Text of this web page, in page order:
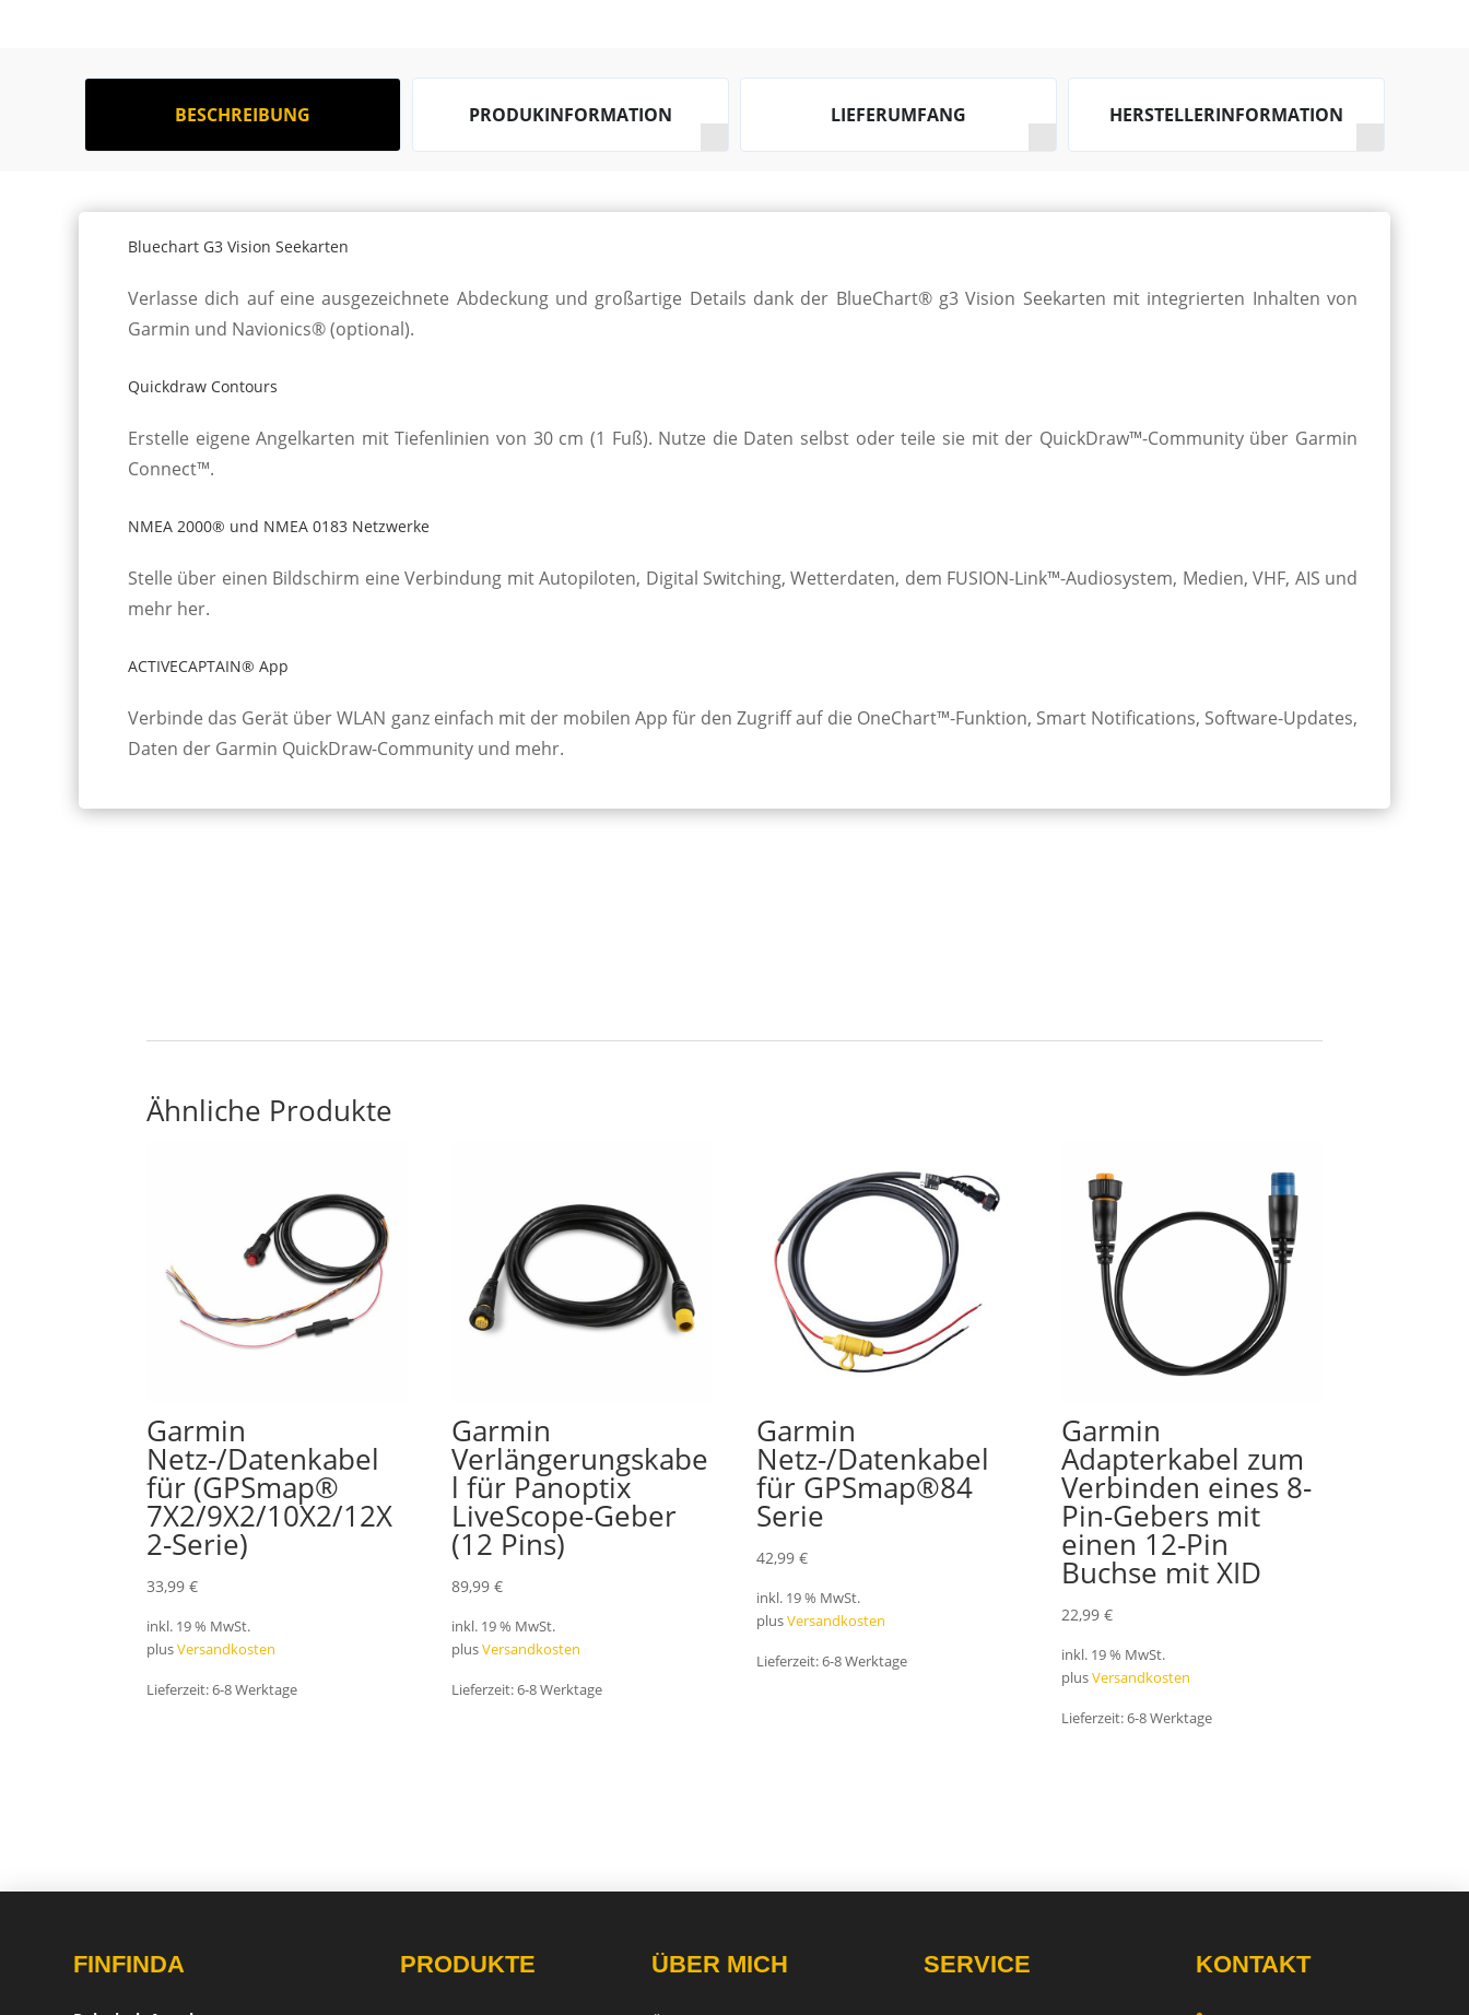
Bluechart G3 Vision Seekarten
Verlasse dich auf eine aus­ge­zeich­nete Ab­deckung und groß­art­ige Details dank der Blue­Chart® g3 Vision See­karten mit inte­grier­ten In­halt­en von
Garmin und Navi­onics® (optional).
Quickdraw Contours
Erstelle eigene Angel­karten mit Tiefen­linien von 30 cm (1 Fuß). Nutze die Daten sel­bst oder teile sie mit der Quick­Draw™-Commun­ity über Garmin
Connect™.
NMEA 2000® und NMEA 0183 Netzwerke
Stelle über einen Bild­schirm eine Ver­bind­ung mit Auto­pilot­en, Digi­tal Switch­ing, Wetter­daten, dem FUSION-Link™-Audio­system, Medien, VHF, AIS und
mehr her.
ACTIVECAPTAIN® App
Verbinde das Gerät über WLAN ganz einfach mit der mobil­en App für den Zu­griff auf die One­Chart™-Funk­tion, Smart Noti­fica­tions, Soft­ware-Up­­dates,
Daten der Garmin Quick­Draw-Commun­ity und mehr.
BESCHREIBUNG PRODUKINFORMATION LIEFERUMFANG HERSTELLERINFORMATION
Ähnliche Produkte
Garmin
Netz-/Datenkabel
für (GPSmap®
7X2/9X2/10X2/12X
2-Serie)
33,99€
inkl. 19 % MwSt.
plusVersandkosten
Lieferzeit:6-8 Werktage
Garmin
Verlängerungskabe
l für Panoptix
LiveScope-Geber
(12 Pins)
89,99€
inkl. 19 % MwSt.
plusVersandkosten
Lieferzeit:6-8 Werktage
Garmin
Netz-/Datenkabel
für GPSmap®84
Serie
42,99€
inkl. 19 % MwSt.
plusVersandkosten
Lieferzeit:6-8 Werktage
Garmin
Adapterkabel zum
Verbinden eines 8-
Pin-Gebers mit
einen 12-Pin
Buchse mit XID
22,99€
inkl. 19 % MwSt.
plusVersandkosten
Lieferzeit:6-8 Werktage
FINFINDA PRODUKTE ÜBER MICH SERVICE KONTAKT